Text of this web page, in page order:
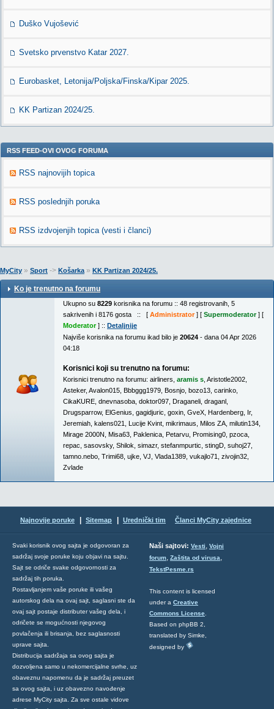
Duško Vujošević
Svetsko prvenstvo Katar 2027.
Eurobasket, Letonija/Poljska/Finska/Kipar 2025.
KK Partizan 2024/25.
RSS FEED-OVI OVOG FORUMA
RSS najnovijih topica
RSS poslednjih poruka
RSS izdvojenjih topica (vesti i članci)
MyCity » Sport -> Košarka» KK Partizan 2024/25.
Ko je trenutno na forumu
Ukupno su 8229 korisnika na forumu :: 48 registrovanih, 5
sakrivenih i 8176 gosta :: [ Administrator] [ Supermoderator] [
Moderator] :: Detaljnije
Najviše korisnika na forumu ikad bilo je 20624 - dana 04 Apr 2026
04:18
Korisnici koji su trenutno na forumu:
Korisnici trenutno na forumu: airliners aramis s Aristotle2002
Asteker, Avalon015 Bbbggg1979 Bosnjo bozo13 carinko
CikaKURE dnevnasoba doktor097 Draganeli draganl
Drugsparrow, ElGenius gagidjuric goxin GveX Hardenberg Ir,
Jeremiah kalens021 Lucije Kvint mikrimaus Milos ZA milutin134
Mirage 2000N Misa63 Paklenica Petarvu Promising0 pzoca
repac sasovsky, Shilok simazr, stefanmpurtic stingD suhoj27
tamno.nebo Trimi68 ujke VJ Vlada1389 vukajlo71 zivojin32
Zvlade
Najnovije poruke Sitemap Urednički tim Članci MyCity zajednice
Svaki korisnik ovog sajta je odgovoran za
sadržaj svoje poruke koju objavi na sajtu.
Sajt se odriče svake odgovornosti za
sadržaj tih poruka.
Postavljanjem vaše poruke ili vašeg
autorskog dela na ovaj sajt, saglasni ste da
ovaj sajt postaje distributer vašeg dela, i
odričete se mogućnosti njegovog
povlačenja ili brisanja, bez saglasnosti
uprave sajta.
Distribucija sadržaja sa ovog sajta je
dozvoljena samo u nekomercijalne svrhe, uz
obaveznu napomenu da je sadržaj preuzet
sa ovog sajta, i uz obavezno navođenje
adrese MyCity sajta. Za sve ostale vidove
Naši sajtovi: Vesti, Vojni
forum, Zaštita od virusa,
TekstPesme.rs
This content is licensed
under a Creative
Commons License
Based on phpBB 2,
translated by Simke,
designed by